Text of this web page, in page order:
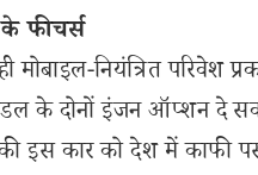
फीचर्स
नियंत्रित परिवेश
के दोनों इंजन ऑप्शन दे
इस कार को देश में काफी